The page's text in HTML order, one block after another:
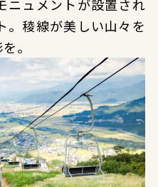
ニュメントが設置され
。稜線が美しい山々を
。